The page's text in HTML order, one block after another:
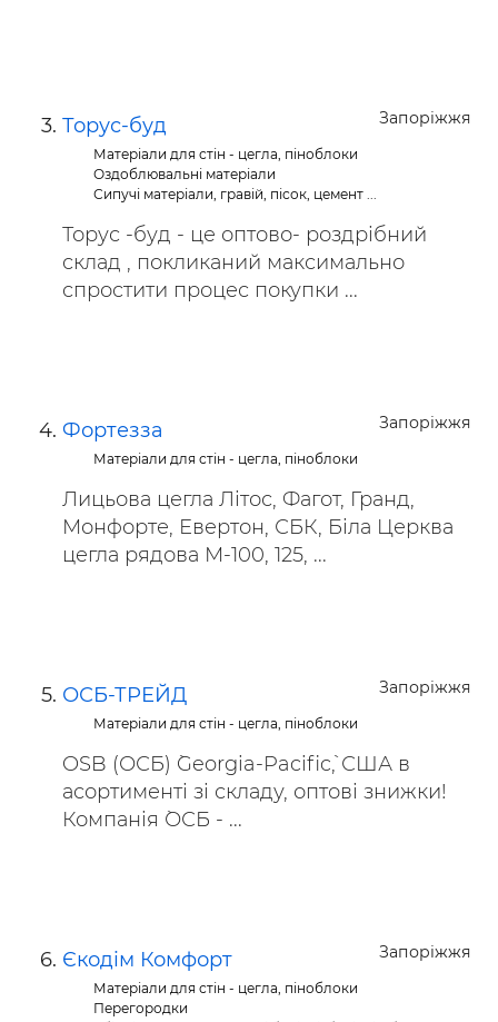
Запоріжжя
Торус-буд
Матеріали для стін - цегла, піноблоки
Оздоблювальні матеріали
Сипучі матеріали, гравій, пісок, цемент ...
Торус -буд - це оптово- роздрібний
склад , покликаний максимально
спростити процес покупки ...
Запоріжжя
Фортезза
Матеріали для стін - цегла, піноблоки
Лицьова цегла Літос, Фагот, Гранд,
Монфорте, Евертон, СБК, Біла Церква
цегла рядова М-100, 125, ...
Запоріжжя
ОСБ-ТРЕЙД
Матеріали для стін - цегла, піноблоки
OSB (ОСБ) `Georgia-Pacific`, США в
асортименті зі складу, оптові знижки!
Компанія `ОСБ - ...
Запоріжжя
Єкодім Комфорт
Матеріали для стін - цегла, піноблоки
Перегородки